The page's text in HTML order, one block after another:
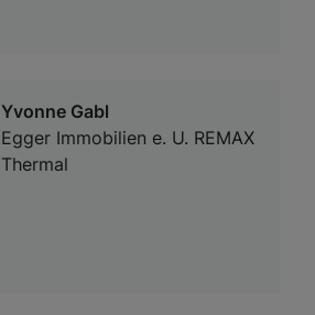
Yvonne Gabl
Egger Immobilien e. U. REMAX
Thermal